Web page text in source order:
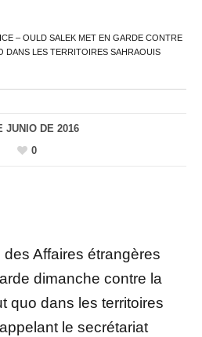
– OULD SALEK MET EN GARDE CONTRE
DANS LES TERRITOIRES SAHRAOUIS
JUNIO DE 2016
0
Affaires étrangères
dimanche contre la
quo dans les territoires
le secrétariat